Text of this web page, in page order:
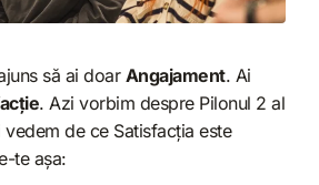
să ai doar Angajament. Ai
. Azi vorbim despre Pilonul 2 al
de ce Satisfacția este
te așa: